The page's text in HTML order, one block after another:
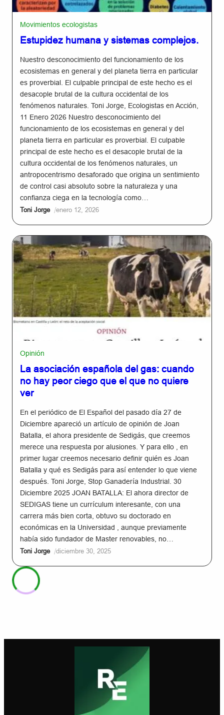
Movimientos ecologistas
Estupidez humana y sistemas complejos.
Nuestro desconocimiento del funcionamiento de los
ecosistemas en general y del planeta tierra en particular
es proverbial. El culpable principal de este hecho es el
desacople brutal de la cultura occidental de los
fenómenos naturales. Toni Jorge, Ecologistas en Acción,
11 Enero 2026 Nuestro desconocimiento del
funcionamiento de los ecosistemas en general y del
planeta tierra en particular es proverbial. El culpable
principal de este hecho es el desacople brutal de la
cultura occidental de los fenómenos naturales, un
antropocentrismo desaforado que origina un sentimiento
de control casi absoluto sobre la naturaleza y una
confianza ciega en la tecnología como…
Toni Jorge /enero 12, 2026
Opinión
La asociación española del gas: cuando
no hay peor ciego que el que no quiere
ver
En el periódico de El Español del pasado día 27 de
Diciembre apareció un artículo de opinión de Joan
Batalla, el ahora presidente de Sedigás, que creemos
merece una respuesta por alusiones. Y para ello , en
primer lugar creemos necesario definir quién es Joan
Batalla y qué es Sedigás para así entender lo que viene
después. Toni Jorge, Stop Ganadería Industrial. 30
Diciembre 2025 JOAN BATALLA: El ahora director de
SEDIGAS tiene un currículum interesante, con una
carrera más bien corta, obtuvo su doctorado en
económicas en la Universidad , aunque previamente
había sido fundador de Master renovables, no…
Toni Jorge /diciembre 30, 2025